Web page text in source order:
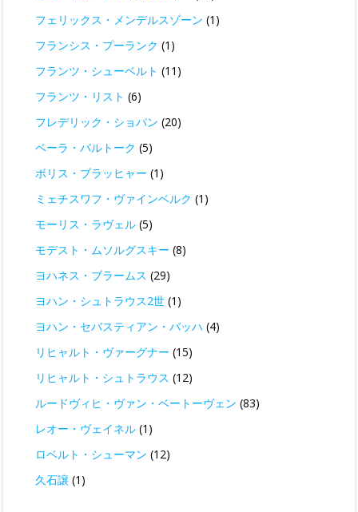
フェリックス・メンデルスゾーン (1)
フランシス・プーランク (1)
フランツ・シューベルト (11)
フランツ・リスト (6)
フレデリック・ショパン (20)
ベーラ・バルトーク (5)
ボリス・ブラッヒャー (1)
ミェチスワフ・ヴァインベルク (1)
モーリス・ラヴェル (5)
モデスト・ムソルグスキー (8)
ヨハネス・ブラームス (29)
ヨハン・シュトラウス2世 (1)
ヨハン・セバスティアン・バッハ (4)
リヒャルト・ヴァーグナー (15)
リヒャルト・シュトラウス (12)
ルードヴィヒ・ヴァン・ベートーヴェン (83)
レオー・ヴェイネル (1)
ロベルト・シューマン (12)
久石譲 (1)